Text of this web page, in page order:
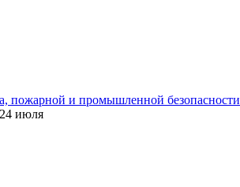
пожарной и промышленной безопасности
24 июля